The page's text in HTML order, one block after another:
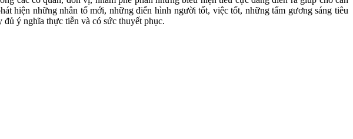
hiện những nhân tố mới, những điển hình người tốt, việc tốt, những tấm gương sáng tiêu
ý nghĩa thực tiễn và có sức thuyết phục.